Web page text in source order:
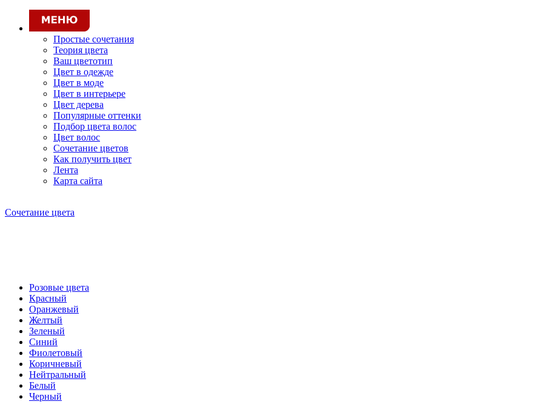
Простые сочетания
Теория цвета
Ваш цветотип
Цвет в одежде
Цвет в моде
Цвет в интерьере
Цвет дерева
Популярные оттенки
Подбор цвета волос
Цвет волос
Сочетание цветов
Как получить цвет
Лента
Карта сайта
Сочетание цвета
Розовые цвета
Красный
Оранжевый
Желтый
Зеленый
Синий
Фиолетовый
Коричневый
Нейтральный
Белый
Черный